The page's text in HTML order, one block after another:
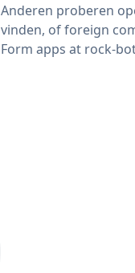
Anderen proberen
vinden, of foreign
Form apps at rock-